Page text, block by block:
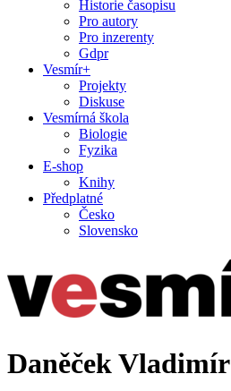
Historie časopisu
Pro autory
Pro inzerenty
Gdpr
Vesmír+
Projekty
Diskuse
Vesmírná škola
Biologie
Fyzika
E-shop
Knihy
Předplatné
Česko
Slovensko
Daněček Vladimír